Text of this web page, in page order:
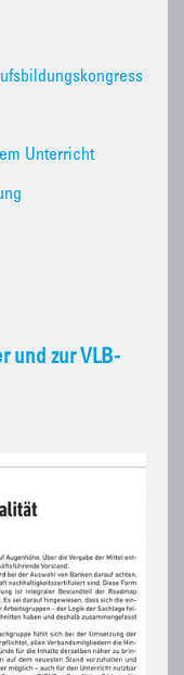
Unterricht
und zur VLB-